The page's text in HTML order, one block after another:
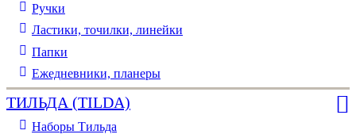
Ручки
Ластики, точилки, линейки
Папки
Ежедневники, планеры
ТИЛЬДА (TILDA)
Наборы Тильда